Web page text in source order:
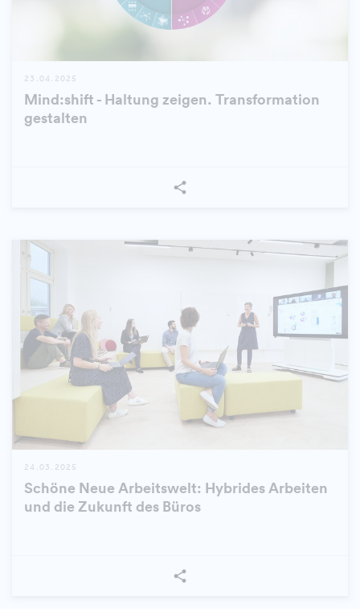
23.04.2025
Mind:shift - Haltung zeigen. Transformation
gestalten
24.03.2025
Schöne Neue Arbeitswelt: Hybrides Arbeiten
und die Zukunft des Büros